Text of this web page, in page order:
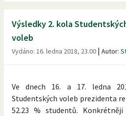
Výsledky 2. kola
voleb
Vydáno: 16. ledna 2018, 23.00 | Autor:
Ve dnech 16. a 17. ledna
Studentských voleb prezidenta
52.23 % studentů.